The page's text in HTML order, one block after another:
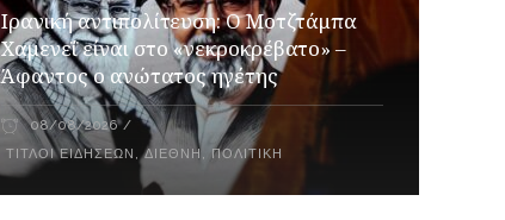
Ιρανική αντιπολίτευση: Ο Μοτζτάμπα
Χαμενεΐ είναι στο «νεκροκρέβατο» –
Άφαντος ο ανώτατος ηγέτης
08/08/2026
ΤΊΤΛΟΙ ΕΙΔΉΣΕΩΝ ,ΔΙΕΘΝΉ ,ΠΟΛΙΤΙΚΉ